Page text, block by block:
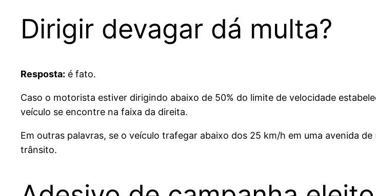
Dirigir devagar dá multa?
Resposta: é fato.
Caso o motorista estiver dirigindo abaixo de 50% do limite de velocidade
veículo se encontre na faixa da direita.
Em outras palavras, se o veículo trafegar abaixo dos 25 km/h em uma avenida
trânsito.